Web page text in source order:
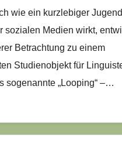
wie ein kurzlebiger
sozialen Medien wirkt,
Betrachtung zu einem
Studienobjekt für
sogenannte „Looping“ –…